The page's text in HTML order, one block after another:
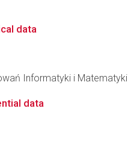
data
Informatyki i Matematyki
data